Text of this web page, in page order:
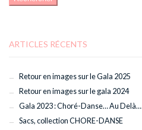
ARTICLES RÉCENTS
Retour en images sur le Gala 2025
Retour en images sur le gala 2024
Gala 2023 : Choré-Danse… Au Delà…
Sacs, collection CHORE-DANSE